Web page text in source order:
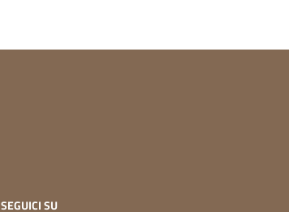
SEGUICI SU